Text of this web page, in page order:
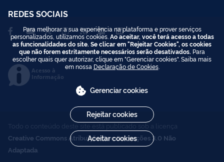
REDES SOCIAIS
Acesso à
Informação
Todo o conteúdo deste site está publicado sob a licença
Creative Commons Atribuição-SemDerivações 3.0 Não
Adaptada
Para melhorar a sua experiência na plataforma e prover serviços
personalizados, utilizamos cookies. Ao aceitar, você terá acesso a todas
as funcionalidades do site. Se clicar em "Rejeitar Cookies", os cookies
que não forem estritamente necessários serão desativados. Para
escolher quais quer autorizar, clique em "Gerenciar cookies". Saiba mais
em nossa Declaração de Cookies.
Gerenciar cookies
Rejeitar cookies
Aceitar cookies